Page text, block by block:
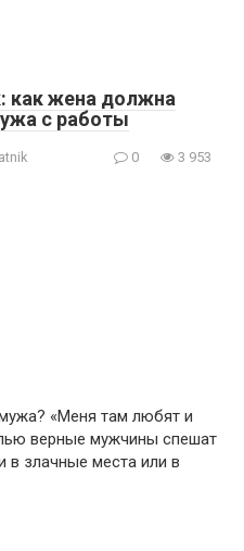
как жена должна
с работы
0 3 953
«Меня там любят и
верные мужчины спешат
в злачные места или в